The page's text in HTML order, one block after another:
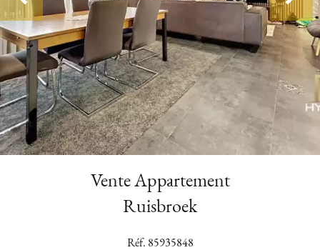
Vente Appartement
Ruisbroek
Réf. 85935848